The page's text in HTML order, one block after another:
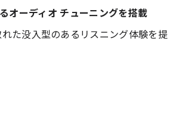
オーディオ チューニングを搭載
た没入型のあるリスニング体験を提